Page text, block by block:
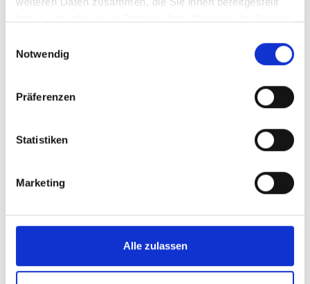
Notwendig
Präferenzen
Statistiken
Marketing
Alle zulassen
zurück zur Übersicht
Ja
Weitere interessante Links